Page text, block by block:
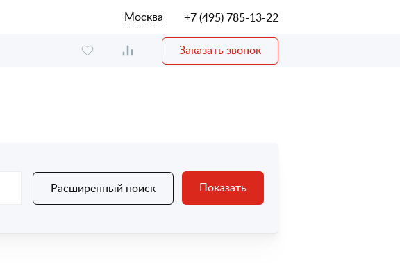
Москва +7 (495) 785-13-22
Заказать звонок
Расширенный поиск Показать